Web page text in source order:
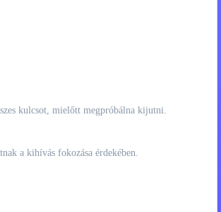
kulcsot, mielőtt megpróbálna kijutni.
a kihívás fokozása érdekében.